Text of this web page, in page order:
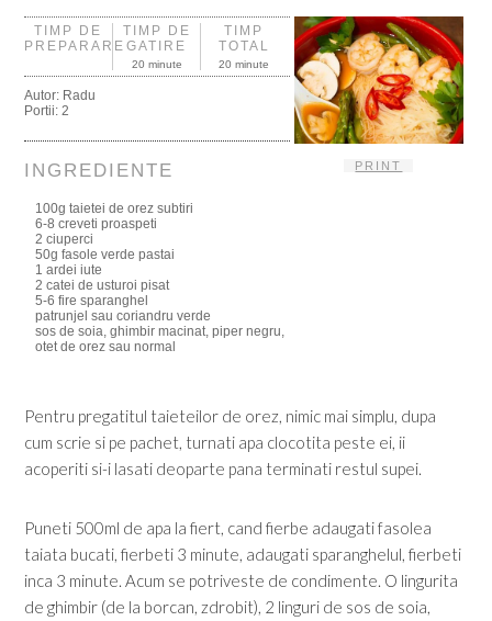
PRINT
TIMP DE
PREPARARE
TIMP DE
GATIRE
20 minute
TIMP
TOTAL
20 minute
Autor: Radu
Portii:2
INGREDIENTE
100g taietei de orez subtiri
6-8 creveti proaspeti
2 ciuperci
50g fasole verde pastai
1 ardei iute
2 catei de usturoi pisat
5-6 fire sparanghel
patrunjel sau coriandru verde
sos de soia, ghimbir macinat, piper negru,
otet de orez sau normal
Pentru pregatitul taieteilor de orez, nimic mai simplu, dupa
cum scrie si pe pachet, turnati apa clocotita peste ei, ii
acoperiti si-i lasati deoparte pana terminati restul supei.
Puneti 500ml de apa la fiert, cand fierbe adaugati fasolea
taiata bucati, fierbeti 3 minute, adaugati sparanghelul, fierbeti
inca 3 minute. Acum se potriveste de condimente. O lingurita
de ghimbir (de la borcan, zdrobit), 2 linguri de sos de soia,